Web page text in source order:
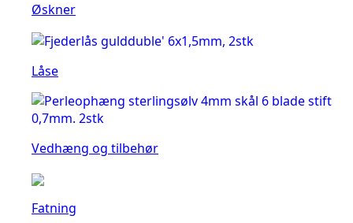
Øskner
Låse
Vedhæng og tilbehør
Fatning